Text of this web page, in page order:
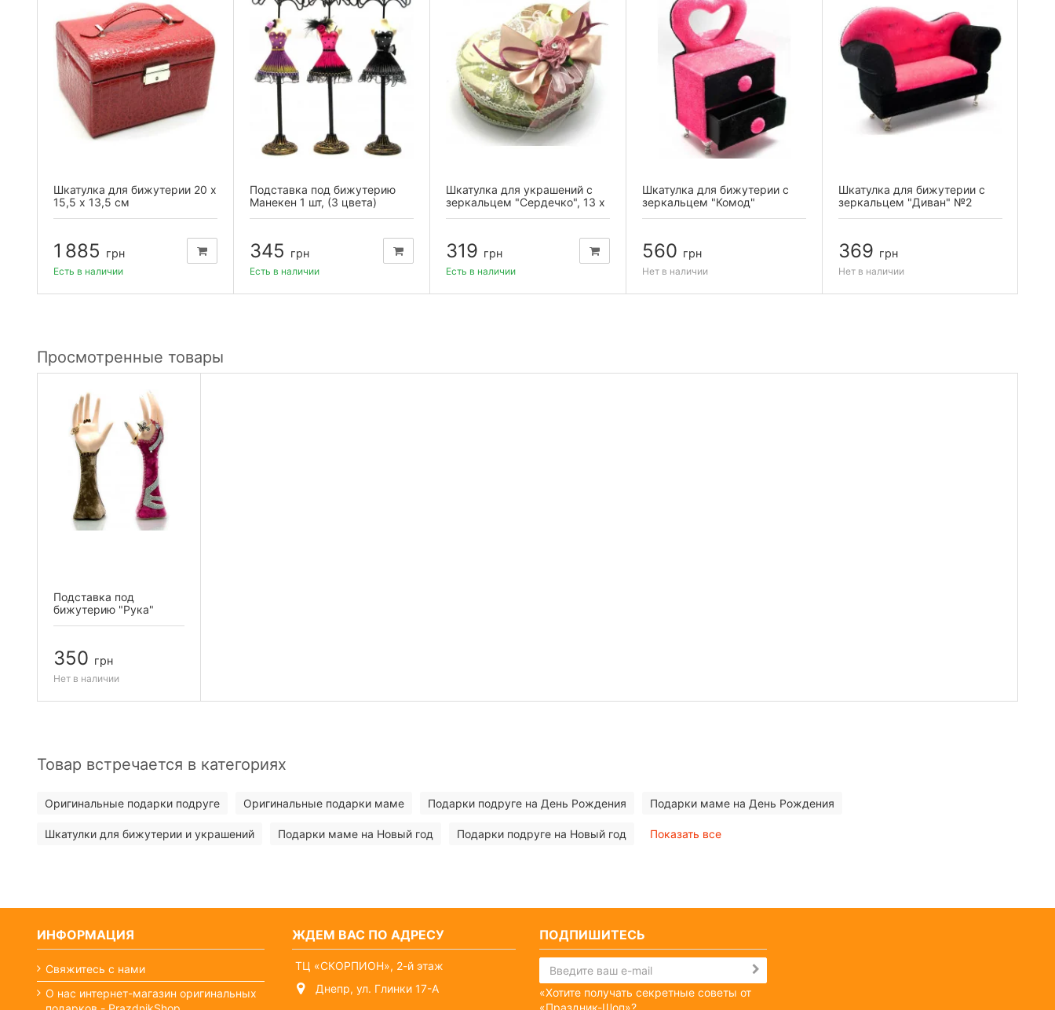
Шкатулка для бижутерии 20 х
15,5 х 13,5 см
1 885 грн
Есть в наличии
Подставка под бижутерию
Манекен 1 шт, (3 цвета)
345 грн
Есть в наличии
Шкатулка для украшений с
зеркальцем "Сердечко", 13 х
319 грн
Есть в наличии
Шкатулка для бижутерии с
зеркальцем "Комод"
560 грн
Нет в наличии
Шкатулка для бижутерии с
зеркальцем "Диван" №2
369 грн
Нет в наличии
Просмотренные товары
Подставка под
бижутерию "Рука"
350 грн
Нет в наличии
Товар встречается в категориях
Оригинальные подарки подруге Оригинальные подарки маме Подарки подруге на День Рождения Подарки маме на День Рождения
Шкатулки для бижутерии и украшений Подарки маме на Новый год Подарки подруге на Новый год Показать все
ИНФОРМАЦИЯ
Свяжитесь с нами
О нас интернет-магазин оригинальных
ЖДЕМ ВАС ПО АДРЕСУ
ТЦ «СКОРПИОН», 2-й этаж
Днепр, ул. Глинки 17-А
ПОДПИШИТЕСЬ
«Хотите получать секретные советы от
«Праздник-Шоп»?